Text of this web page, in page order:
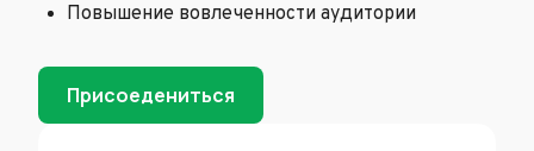
Повышение вовлеченности аудитории
Присоедениться